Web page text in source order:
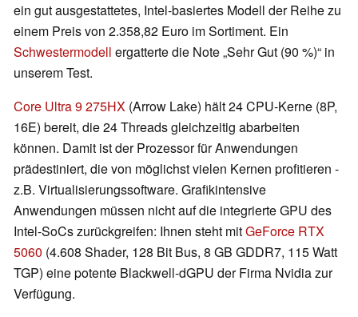
ein gut ausgestattetes, Intel-basiertes Modell der Reihe zu
einem Preis von 2.358,82 Euro im Sortiment. Ein
Schwestermodell ergatterte die Note „Sehr Gut (90 %)“ in
unserem Test.
Core Ultra 9 275HX (Arrow Lake) hält 24 CPU-Kerne (8P,
16E) bereit, die 24 Threads gleichzeitig abarbeiten
können. Damit ist der Prozessor für Anwendungen
prädestiniert, die von möglichst vielen Kernen profitieren -
z.B. Virtualisierungssoftware. Grafikintensive
Anwendungen müssen nicht auf die integrierte GPU des
Intel-SoCs zurückgreifen: Ihnen steht mitGeForce RTX
5060 (4.608 Shader, 128 Bit Bus, 8 GB GDDR7, 115 Watt
TGP) eine potente Blackwell-dGPU der Firma Nvidia zur
Verfügung.